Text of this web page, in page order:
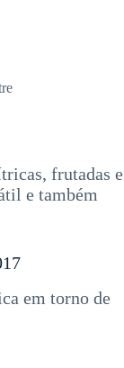
frutadas e
e também
em torno de